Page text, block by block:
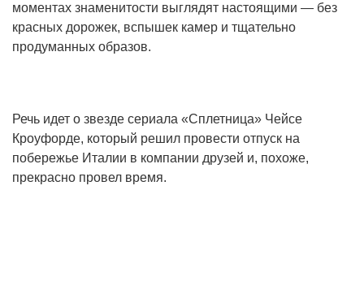
моментах знаменитости выглядят настоящими — без
красных дорожек, вспышек камер и тщательно
продуманных образов.
Речь идет о звезде сериала «Сплетница» Чейсе
Кроуфорде, который решил провести отпуск на
побережье Италии в компании друзей и, похоже,
прекрасно провел время.